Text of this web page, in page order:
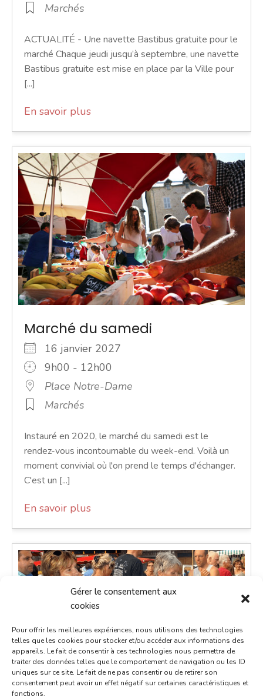
Gérer le consentement aux
cookies
Pour offrir les meilleures expériences, nous utilisons des technologies
telles que les cookies pour stocker et/ou accéder aux informations des
appareils. Le fait de consentir à ces technologies nous permettra de
traiter des données telles que le comportement de navigation ou les ID
uniques sur ce site. Le fait de ne pas consentir ou de retirer son
consentement peut avoir un effet négatif sur certaines caractéristiques et
fonctions.
Marchés
ACTUALITÉ - Une navette Bastibus gratuite pour le
marché Chaque jeudi jusqu’à septembre, une navette
Bastibus gratuite est mise en place par la Ville pour
[...]
En savoir plus
Marché du samedi
16 janvier 2027
9h00 - 12h00
Place Notre-Dame
Marchés
Instauré en 2020, le marché du samedi est le
rendez-vous incontournable du week-end. Voilà un
moment convivial où l'on prend le temps d'échanger.
C'est un [...]
En savoir plus